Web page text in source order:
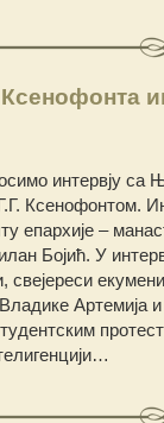
Ксенофонта
интервју
Ксенофонтом.
епархије –
Бојић. У
свејереси